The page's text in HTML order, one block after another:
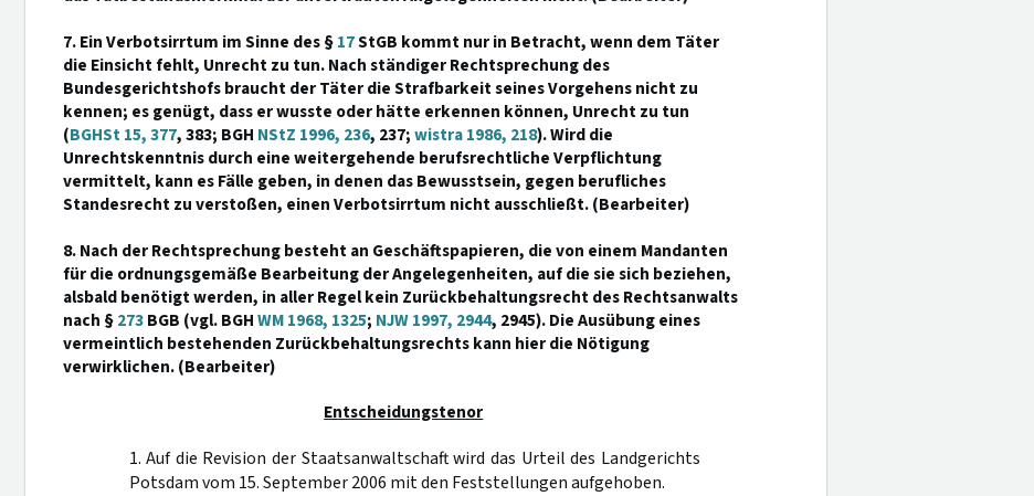
7. Ein Verbotsirrtum im Sinne des §17StGB kommt nur in Betracht, wenn dem Täter
die Einsicht fehlt, Unrecht zu tun. Nach ständiger Rechtsprechung des
Bundesgerichtshofs braucht der Täter die Strafbarkeit seines Vorgehens nicht zu
kennen; es genügt, dass er wusste oder hätte erkennen können, Unrecht zu tun
(BGHSt 15, 377, 383; BGH NStZ 1996, 236, 237;wistra 1986, 218). Wird die
Unrechtskenntnis durch eine weitergehende berufsrechtliche Verpflichtung
vermittelt, kann es Fälle geben, in denen das Bewusstsein, gegen berufliches
Standesrecht zu verstoßen, einen Verbotsirrtum nicht ausschließt. (Bearbeiter)
8. Nach der Rechtsprechung besteht an Geschäftspapieren, die von einem Mandanten
für die ordnungsgemäße Bearbeitung der Angelegenheiten, auf die sie sich beziehen,
alsbald benötigt werden, in aller Regel kein Zurückbehaltungsrecht des Rechtsanwalts
nach §273BGB (vgl. BGHWM 1968, 1325; NJW 1997, 2944, 2945). Die Ausübung eines
vermeintlich bestehenden Zurückbehaltungsrechts kann hier die Nötigung
verwirklichen. (Bearbeiter)
Entscheidungstenor
1. Auf die Revision der Staatsanwaltschaft wird das Urteil des Landgerichts
Potsdam vom 15. September 2006 mit den Feststellungen aufgehoben.